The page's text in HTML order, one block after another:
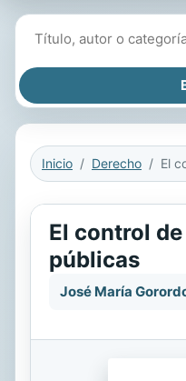
Inicio Derecho El
El control
públicas
José María